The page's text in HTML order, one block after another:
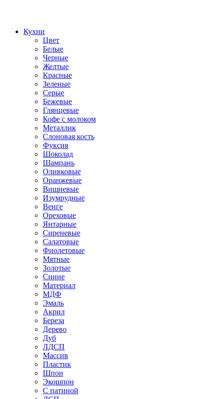
Кухни
Цвет
Белые
Черные
Желтые
Красные
Зеленые
Серые
Бежевые
Глянцевые
Кофе с молоком
Металлик
Слоновая кость
Фуксия
Шоколад
Шампань
Оливковые
Оранжевые
Вишневые
Изумрудные
Венге
Ореховые
Янтарные
Сиреневые
Салатовые
Фиолетовые
Мятные
Золотые
Синие
Материал
МДФ
Эмаль
Акрил
Береза
Дерево
Дуб
ЛДСП
Массив
Пластик
Шпон
Экошпон
С патиной